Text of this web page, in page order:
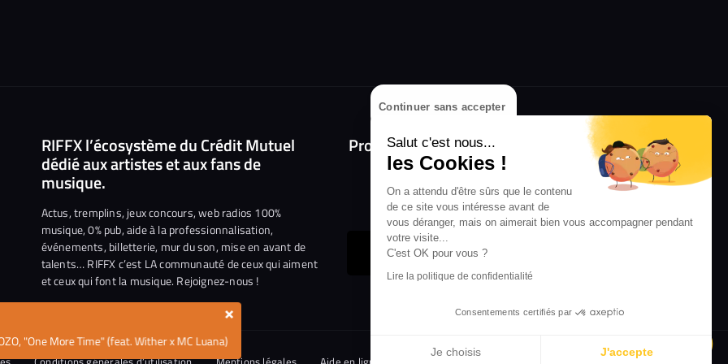
Continuer sans accepter
Salut c'est nous...
les Cookies !
On a attendu d'être sûrs que le contenu
de ce site vous intéresse avant de
vous déranger, mais on aimerait bien vous accompagner pendant
votre visite...
C'est OK pour vous ?
Lire la politique de confidentialité
Consentements certifiés par
Je choisis J'accepte
RIFFX l’écosystème du Crédit Mutuel
dédié aux artistes et aux fans de
musique.
Actus, tremplins, jeux concours, web radios 100%
musique, 0% pub, aide à la professionnalisation,
événements, billetterie, mur du son, mise en avant de
talents… RIFFX c’est LA communauté de ceux qui aiment
et ceux qui font la musique. Rejoignez-nous !
Prolongez l'expérience avec l'application
RIFFX !
Disponible sur l'App Store et Google Play
×
"One More Time" (feat. Wither x MC Luana)